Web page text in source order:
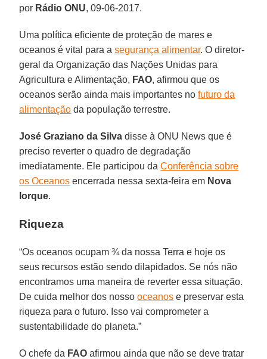
por Rádio ONU, 09-06-2017.
Uma política eficiente de proteção de mares e
oceanos é vital para asegurança alimentar. O diretor-
geral da Organização das Nações Unidas para
Agricultura e Alimentação, FAO, afirmou que os
oceanos serão ainda mais importantes nofuturo da
alimentação da população terrestre.
José Graziano da Silva disse à ONU News que é
preciso reverter o quadro de degradação
imediatamente. Ele participou daConferência sobre
os Oceanos encerrada nessa sexta-feira em Nova
Iorque.
Riqueza
“Os oceanos ocupam ¾ da nossa Terra e hoje os
seus recursos estão sendo dilapidados. Se nós não
encontramos uma maneira de reverter essa situação.
De cuida melhor dos nossooceanos e preservar esta
riqueza para o futuro. Isso vai comprometer a
sustentabilidade do planeta.”
O chefe da FAO afirmou ainda que não se deve tratar